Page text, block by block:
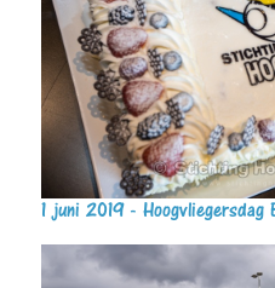
1 juni 2019 -